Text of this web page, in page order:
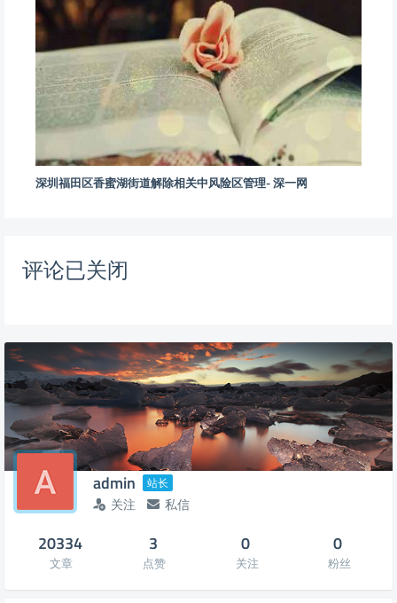
深圳福田区香蜜湖街道解除相关中风险区管理- 深一网
评论已关闭
admin 站长
关注 私信
20334
文章
3
点赞
0
关注
0
粉丝